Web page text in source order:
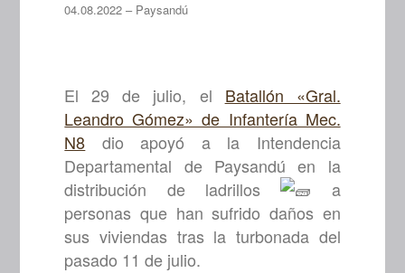
04.08.2022 – Paysandú
El 29 de julio, el Batallón «Gral.
Leandro Gómez» de Infantería Mec.
N8 dio apoyó a la Intendencia
Departamental de Paysandú en la
distribución de ladrillos
a
personas que han sufrido daños en
sus viviendas tras la turbonada del
pasado 11 de julio.